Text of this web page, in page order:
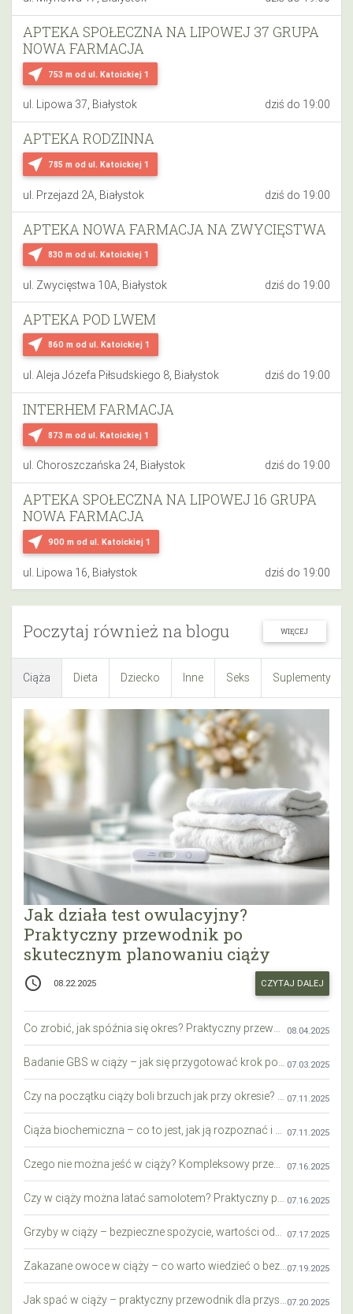
near_me 753 m od ul. Katoickiej 1
APTEKA SPOŁECZNA NA LIPOWEJ 37 GRUPA
NOWA FARMACJA
ul. Lipowa 37, Białystok dziś do 19:00
near_me 785 m od ul. Katoickiej 1
APTEKA RODZINNA
ul. Przejazd 2A, Białystok dziś do 19:00
near_me 830 m od ul. Katoickiej 1
APTEKA NOWA FARMACJA NA ZWYCIĘSTWA
ul. Zwycięstwa 10A, Białystok dziś do 19:00
near_me 860 m od ul. Katoickiej 1
APTEKA POD LWEM
ul. Aleja Józefa Piłsudskiego 8, Białystok dziś do 19:00
near_me 873 m od ul. Katoickiej 1
INTERHEM FARMACJA
ul. Choroszczańska 24, Białystok dziś do 19:00
near_me 900 m od ul. Katoickiej 1
APTEKA SPOŁECZNA NA LIPOWEJ 16 GRUPA
NOWA FARMACJA
ul. Lipowa 16, Białystok dziś do 19:00
Poczytaj również na blogu WIĘCEJ
Ciąża Dieta Dziecko Inne Seks Suplementy
Jak działa test owulacyjny?
Praktyczny przewodnik po
skutecznym planowaniu ciąży
access_time 08.22.2025 CZYTAJ DALEJ
08.04.2025
07.03.2025
07.11.2025
07.11.2025
07.16.2025
07.16.2025
07.17.2025
07.19.2025
07.20.2025